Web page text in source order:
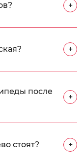
+
+
после
+
стоят? +